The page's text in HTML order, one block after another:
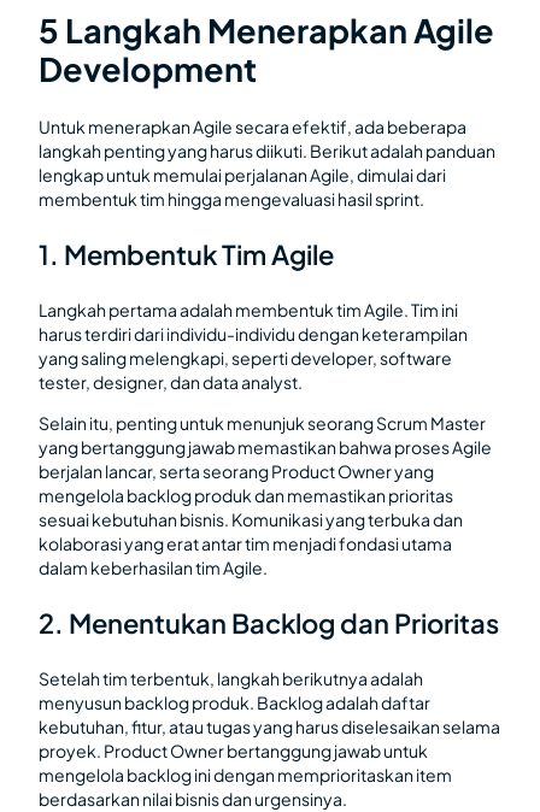
5 Langkah Menerapkan Agile
Development
Untuk menerapkan Agile secara efektif, ada beberapa
langkah penting yang harus diikuti. Berikut adalah panduan
lengkap untuk memulai perjalanan Agile, dimulai dari
membentuk tim hingga mengevaluasi hasil sprint.
1. Membentuk Tim Agile
Langkah pertama adalah membentuk tim Agile. Tim ini
harus terdiri dari individu-individu dengan keterampilan
yang saling melengkapi, seperti developer, software
tester, designer, dan data analyst.
Selain itu, penting untuk menunjuk seorang Scrum Master
yang bertanggung jawab memastikan bahwa proses Agile
berjalan lancar, serta seorang Product Owner yang
mengelola backlog produk dan memastikan prioritas
sesuai kebutuhan bisnis. Komunikasi yang terbuka dan
kolaborasi yang erat antar tim menjadi fondasi utama
dalam keberhasilan tim Agile.
2. Menentukan Backlog dan Prioritas
Setelah tim terbentuk, langkah berikutnya adalah
menyusun backlog produk. Backlog adalah daftar
kebutuhan, fitur, atau tugas yang harus diselesaikan selama
proyek. Product Owner bertanggung jawab untuk
mengelola backlog ini dengan memprioritaskan item
berdasarkan nilai bisnis dan urgensinya.